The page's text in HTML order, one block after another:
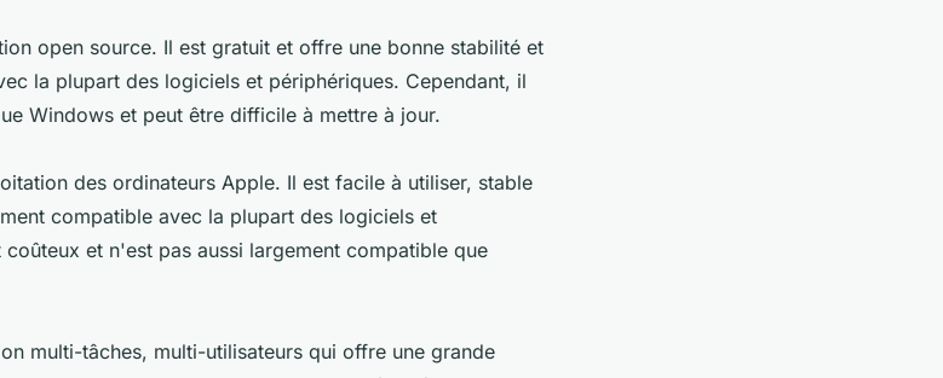
open source. Il est gratuit et offre une bonne stabilité et
la plupart des logiciels et périphériques. Cependant, il
Windows et peut être difficile à mettre à jour.
des ordinateurs Apple. Il est facile à utiliser, stable
compatible avec la plupart des logiciels et
et n'est pas aussi largement compatible que
multi-tâches, multi-utilisateurs qui offre une grande